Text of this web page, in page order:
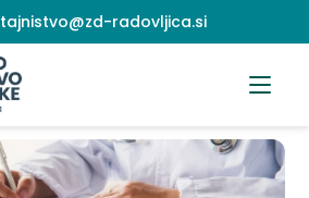
tajnistvo@zd-radovljica.si